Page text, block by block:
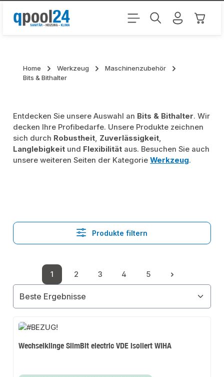
Zum Hauptinhalt springen
Home Werkzeug
Maschinenzubehör
Bits & Bithalter
Entdecken Sie unsere Auswahl an Bits & Bithalter. Wir
decken Ihre Profibedarfe. Unsere Produkte zeichnen
sich durch Robustheit, Zuverlässigkeit,
Langlebigkeit und Flexibilität aus. Besuchen Sie auch
unsere weiteren Seiten der KategorieWerkzeug.
Produkte filtern
Seite
1
Seite
2
Seite
3
Seite
4
Seite
5
Wechselklinge SlimBit electric VDE isoliert WIHA